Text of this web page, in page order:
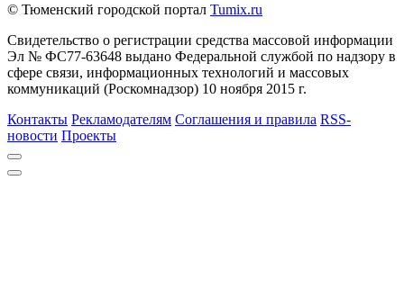
© Тюменский городской портал Tumix.ru
Свидетельство о регистрации средства массовой информации
Эл № ФС77-63648 выдано Федеральной службой по надзору в
сфере связи, информационных технологий и массовых
коммуникаций (Роскомнадзор) 10 ноября 2015 г.
Контакты Рекламодателям Соглашения и правила RSS-
новости Проекты